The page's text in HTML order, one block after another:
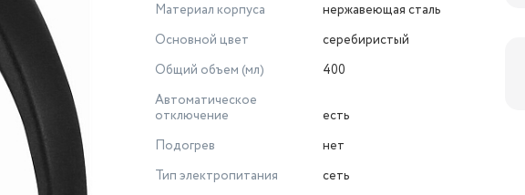
Материал корпуса
нержавеющая сталь
Основной цвет
серебиристый
Общий объем (мл)
400
Автоматическое
отключение
есть
Подогрев
нет
Тип электропитания
сеть